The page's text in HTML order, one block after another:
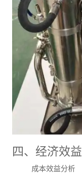
四、经济效
成本效益分析